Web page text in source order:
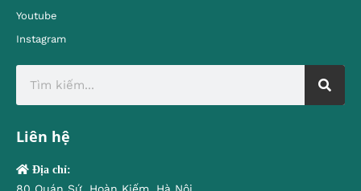
Youtube
Instagram
Liên hệ
Địa chỉ: